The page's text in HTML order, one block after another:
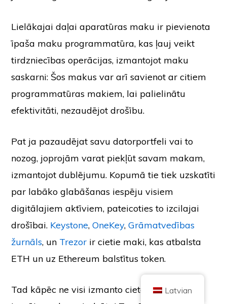
Lielākajai daļai aparatūras maku ir pievienota
īpaša maku programmatūra, kas ļauj veikt
tirdzniecības operācijas, izmantojot maku
saskarni: Šos makus var arī savienot ar citiem
programmatūras makiem, lai palielinātu
efektivitāti, nezaudējot drošību.
Pat ja pazaudējat savu datorportfeli vai to
nozog, joprojām varat piekļūt savam makam,
izmantojot dublējumu. Kopumā tie tiek uzskatīti
par labāko glabāšanas iespēju visiem
digitālajiem aktīviem, pateicoties to izcilajai
drošībai. Keystone,OneKey,Grāmatvedības
žurnāls, un Trezor ir cietie maki, kas atbalsta
ETH un uz Ethereum balstītus token.
Tad kāpēc ne visi izmanto cieto maku?
Autortiesības © 2026 Brilliant British Ltd, kas darbojas kā Coin Kickoff
Uzņēmuma numurs 10490224
Adrese: 2. stāvs 167-169 Great Portland Street, Londona, Apvienotā
Karaliste, W1W 5PF
Saturs ir informatīviem nolūkiem un nav ieguldījumu konsultācijas. Pagātnes
rezultāti nav nākotnes rezultātu rādītājs. Ieguldījumi kriptovalūtā ir saistīti ar
un uz to neattiecas Apvienotās Karalistes Finanšu pakalpojumu
kompensācijas shēmas (Financial Services Compensation Scheme)
aizsardzība vai Apvienotās Karalistes Finanšu ombuda dienesta jurisdikcija.
Ieguldījumi kriptovalūtā ir saistīti ar risku, un kriptovalūta var iegūt vērtību vai
tikt piemērots kapitāla pieauguma nodoklis.
SAZINIETIES AR MUMS
Latvian